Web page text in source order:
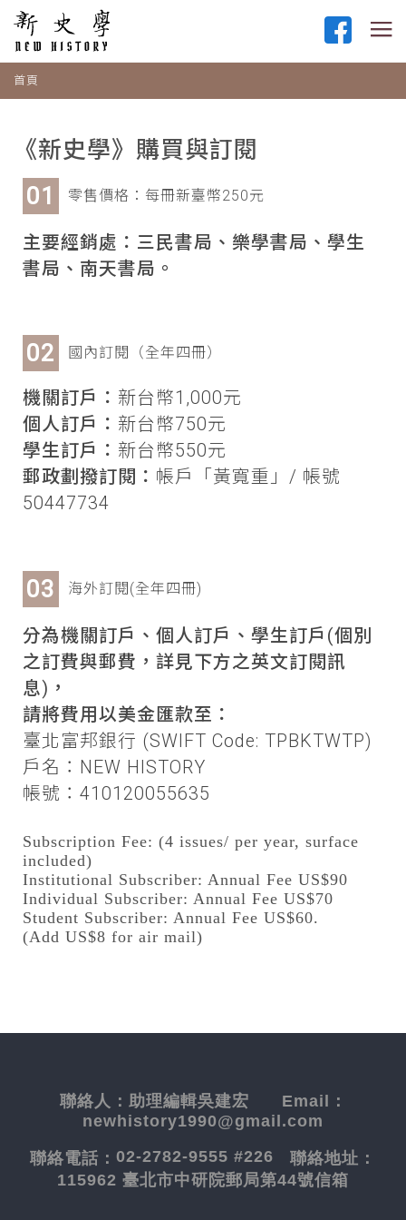
首頁
《新史學》購買與訂閱
零售價格：每冊新臺幣250元
主要經銷處：三民書局、樂學書局、學生
書局、南天書局。
國內訂閱（全年四冊）
機關訂戶： 新台幣1,000元
個人訂戶： 新台幣750元
學生訂戶： 新台幣550元
郵政劃撥訂閱： 帳戶「黃寬重」/ 帳號
50447734
海外訂閱(全年四冊)
分為機關訂戶、個人訂戶、學生訂戶(個別
之訂費與郵費，詳見下方之英文訂閱訊
息)，
請將費用以美金匯款至：
臺北富邦銀行 (SWIFT Code: TPBKTWTP)
戶名：NEW HISTORY
帳號：410120055635
Subscription Fee: (4 issues/ per year, surface
included)
Institutional Subscriber: Annual Fee US$90
Individual Subscriber: Annual Fee US$70
Student Subscriber: Annual Fee US$60.
(Add US$8 for air mail)
聯絡人： 助理編輯吳建宏 Email：
newhistory1990@gmail.com
聯絡電話： 02-2782-9555 #226 聯絡地址：
115962 臺北市中研院郵局第44號信箱